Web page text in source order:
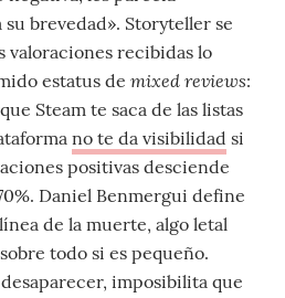
brevedad». Storyteller se
valoraciones recibidas lo
estatus de mixed reviews:
Steam te saca de las listas
no te da visibilidad si
positivas desciende
Daniel Benmergui define
de la muerte, algo letal
todo si es pequeño.
imposibilita que